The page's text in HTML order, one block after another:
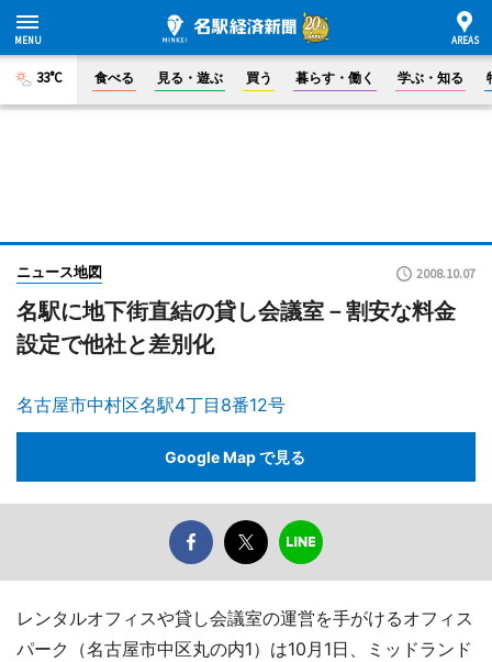
33°C 食べる 見る・遊ぶ 買う 暮らす・働く 学ぶ・知る
ニュース地図 2008.10.07
名駅に地下街直結の貸し会議室－割安な料金
設定で他社と差別化
名古屋市中村区名駅4丁目8番12号
Google Map で見る
レンタルオフィスや貸し会議室の運営を手がけるオフィス
パーク（名古屋市中区丸の内1）は10月1日、ミッドランド